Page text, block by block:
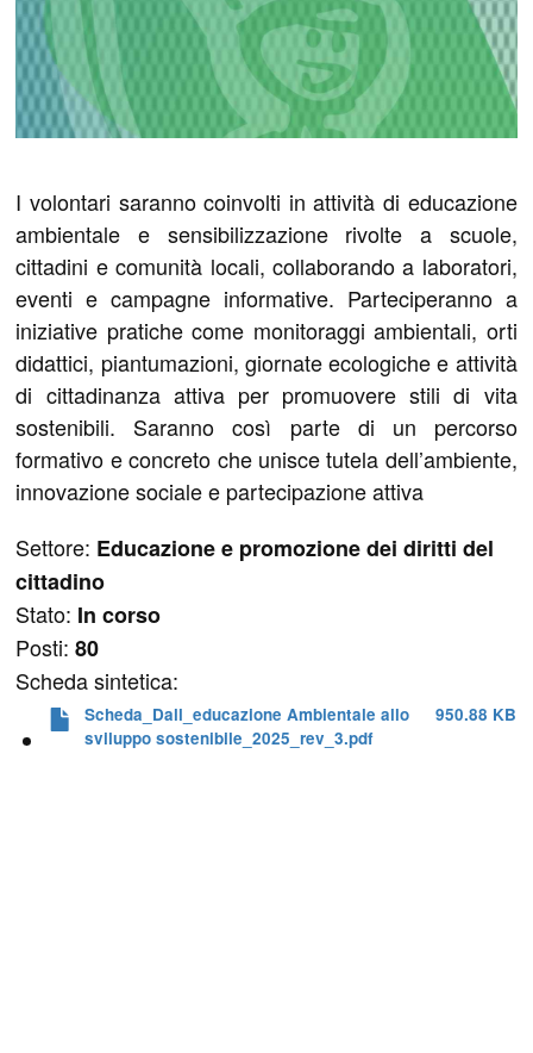
I volontari saranno coinvolti in attività di educazione
ambientale e sensibilizzazione rivolte a scuole,
cittadini e comunità locali, collaborando a laboratori,
eventi e campagne informative. Parteciperanno a
iniziative pratiche come monitoraggi ambientali, orti
didattici, piantumazioni, giornate ecologiche e attività
di cittadinanza attiva per promuovere stili di vita
sostenibili. Saranno così parte di un percorso
formativo e concreto che unisce tutela dell’ambiente,
innovazione sociale e partecipazione attiva
Settore: Educazione e promozione dei diritti del
cittadino
Stato: In corso
Posti:80
Scheda sintetica:
Scheda_Dall_educazione Ambientale allo
sviluppo sostenibile_2025_rev_3.pdf
950.88 KB